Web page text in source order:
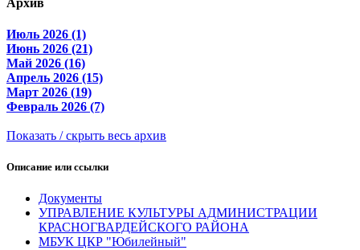
Июль 2026 (1)
Июнь 2026 (21)
Май 2026 (16)
Апрель 2026 (15)
Март 2026 (19)
Февраль 2026 (7)
Показать / скрыть весь архив
Описание или ссылки
Документы
УПРАВЛЕНИЕ КУЛЬТУРЫ АДМИНИСТРАЦИИ
КРАСНОГВАРДЕЙСКОГО РАЙОНА
МБУК ЦКР "Юбилейный"